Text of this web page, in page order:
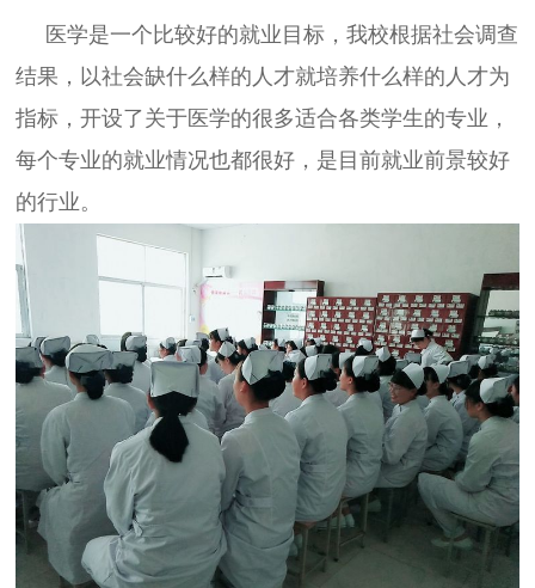
医学是一个比较好的就业目标，我校根据社会调查
结果，以社会缺什么样的人才就培养什么样的人才为
指标，开设了关于医学的很多适合各类学生的专业，
每个专业的就业情况也都很好，是目前就业前景较好
的行业。